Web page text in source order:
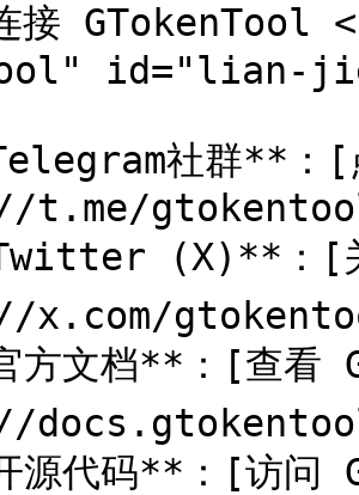
接
id="lian-
社群**：[
t.me/
(X)**：[关
x.com/
文档**：[查看
代码**：[访问